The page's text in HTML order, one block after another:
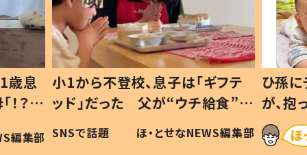
フテ
食”を
編集部
ひ孫にデレデレな80歳じいじ
が、抱っこすると…ひ孫の反応に
「涙が出ました」「可愛くて仕方な
い」
ほ・とせなNEWS編集部